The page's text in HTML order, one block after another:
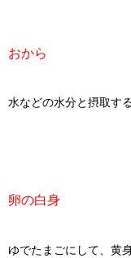
おから
水などの水分と摂取す
卵の白身
ゆでたまごにして、黄